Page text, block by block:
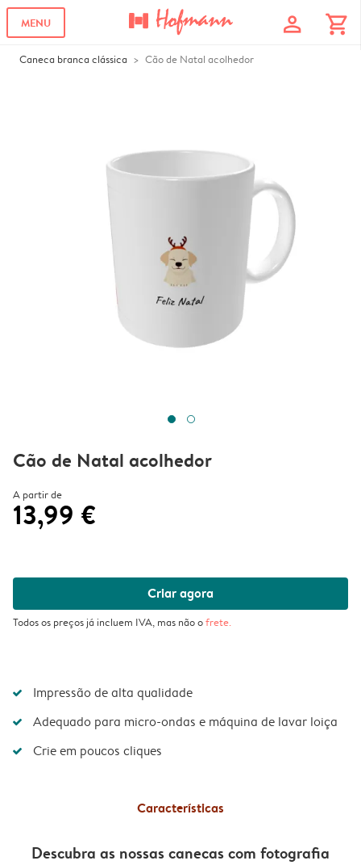
MENU profile shopping_cart
Caneca branca clássica Cão de Natal acolhedor
Cão de Natal acolhedor
A partir de
13,99 €
Criar agora
Todos os preços já incluem IVA, mas não ofrete.
Impressão de alta qualidade
Adequado para micro-ondas e máquina de lavar loiça
Crie em poucos cliques
Características
Descubra as nossas canecas com fotografia